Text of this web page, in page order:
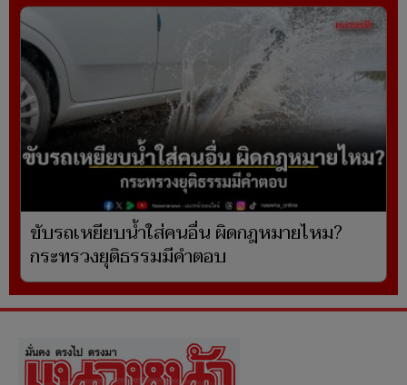
ขับรถเหยียบน้ำใส่คนอื่น ผิดกฎหมายไหม?
กระทรวงยุติธรรมมีคำตอบ